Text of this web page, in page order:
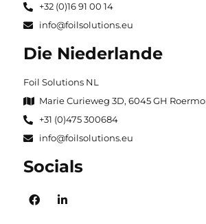
+32 (0)16 91 00 14
info@foilsolutions.eu
Die Niederlande
Foil Solutions NL
Marie Curieweg 3D, 6045 GH
+31 (0)475 300684
info@foilsolutions.eu
Socials